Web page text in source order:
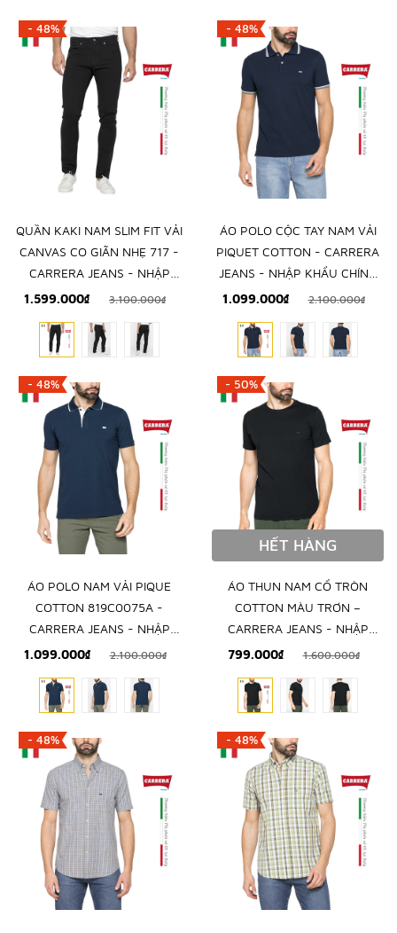
- 48%
QUẦN KAKI NAM SLIM FIT VẢI
CANVAS CO GIÃN NHẸ 717 -
CARRERA JEANS - NHẬP
KHẨU CHÍNH NGẠCH TỪ Ý
1.599.000₫ 3.100.000₫
- 48%
ÁO POLO CỘC TAY NAM VẢI
PIQUET COTTON - CARRERA
JEANS - NHẬP KHẨU CHÍNH
NGẠCH TỪ ITALIA
1.099.000₫ 2.100.000₫
- 48%
ÁO POLO NAM VẢI PIQUE
COTTON 819C0075A -
CARRERA JEANS - NHẬP
KHẨU CHÍNH NGẠCH TỪ
1.099.000₫ 2.100.000₫
- 50%
HẾT HÀNG
ÁO THUN NAM CỔ TRÒN
COTTON MÀU TRƠN –
CARRERA JEANS - NHẬP
KHẨU CHÍNH HÃNG TỪ Ý
799.000₫ 1.600.000₫
- 48% - 48%